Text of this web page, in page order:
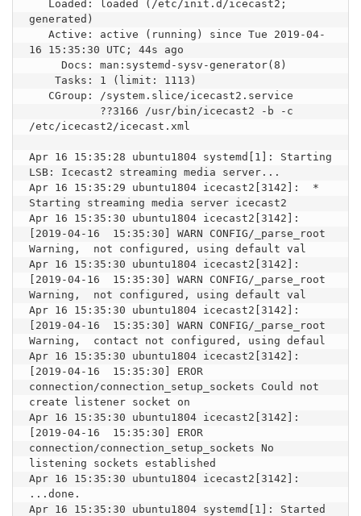
generated)
16 15:35:30 UTC; 44s ago
/etc/icecast2/icecast.xml
Apr 16 15:35:28 ubuntu1804 systemd[1]: Starting
LSB: Icecast2 streaming media server...
Apr 16 15:35:29 ubuntu1804 icecast2[3142]:  *
Starting streaming media server icecast2
Apr 16 15:35:30 ubuntu1804 icecast2[3142]:
[2019-04-16  15:35:30] WARN CONFIG/_parse_root
Warning,  not configured, using default val
Apr 16 15:35:30 ubuntu1804 icecast2[3142]:
[2019-04-16  15:35:30] WARN CONFIG/_parse_root
Warning,  not configured, using default val
Apr 16 15:35:30 ubuntu1804 icecast2[3142]:
[2019-04-16  15:35:30] WARN CONFIG/_parse_root
Warning,  contact not configured, using defaul
Apr 16 15:35:30 ubuntu1804 icecast2[3142]:
[2019-04-16  15:35:30] EROR
connection/connection_setup_sockets Could not
create listener socket on
Apr 16 15:35:30 ubuntu1804 icecast2[3142]:
[2019-04-16  15:35:30] EROR
connection/connection_setup_sockets No
listening sockets established
Apr 16 15:35:30 ubuntu1804 icecast2[3142]:
...done.
Apr 16 15:35:30 ubuntu1804 systemd[1]: Started